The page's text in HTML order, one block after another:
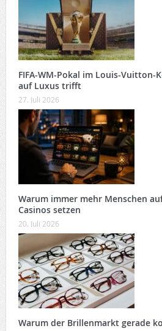
FIFA-WM-Pokal im Louis-Vuitton-
auf Luxus trifft
27. Juli 2026
Warum immer mehr Menschen
Casinos setzen
20. Juli 2026
Warum der Brillenmarkt gerade